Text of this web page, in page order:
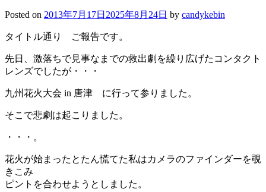
Posted on 2013年7月17日 2025年8月24日 by candykebin
タイトル通り ご報告です。
先日、激落ちで見事なまでの救出劇を繰り広げたコンタクト
レンズでしたが・・・
九州花火大会 in 唐津 に行って参りました。
そこで悲劇は起こりました。
・・・。
花火が始まったとたん慌てた私はカメラのファインダーを覗
きこみ
ピントを合わせようとしました。